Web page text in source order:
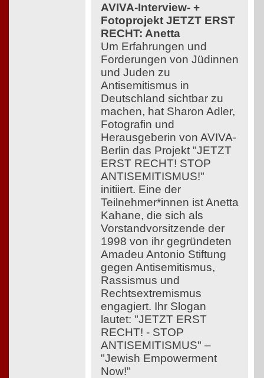
AVIVA-Interview- +
Fotoprojekt JETZT ERST
RECHT: Anetta
Um Erfahrungen und
Forderungen von Jüdinnen
und Juden zu
Antisemitismus in
Deutschland sichtbar zu
machen, hat Sharon Adler,
Fotografin und
Herausgeberin von AVIVA-
Berlin das Projekt "JETZT
ERST RECHT! STOP
ANTISEMITISMUS!"
initiiert. Eine der
Teilnehmer*innen ist Anetta
Kahane, die sich als
Vorstandvorsitzende der
1998 von ihr gegründeten
Amadeu Antonio Stiftung
gegen Antisemitismus,
Rassismus und
Rechtsextremismus
engagiert. Ihr Slogan
lautet: "JETZT ERST
RECHT! - STOP
ANTISEMITISMUS" –
"Jewish Empowerment
Now!"